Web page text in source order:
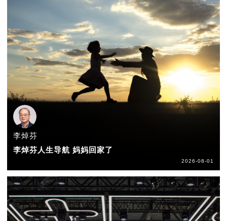
李焯芬
李焯芬人生导航 妈妈回家了
2026-08-01